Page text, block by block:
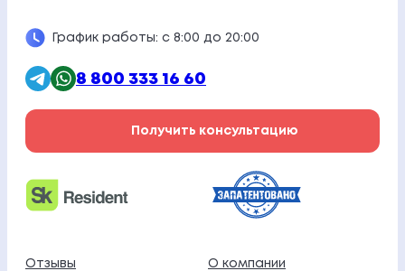
График работы: с 8:00 до 20:00
8 800 333 16 60
Получить консультацию
Отзывы О компании